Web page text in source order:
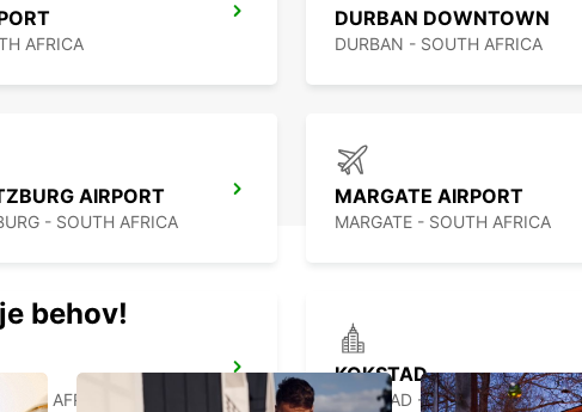
AFRICA
DURBAN DOWNTOWN
DURBAN - SOUTH AFRICA
AIRPORT
- SOUTH AFRICA
MARGATE AIRPORT
MARGATE - SOUTH AFRICA
AFRICA
KOKSTAD
KOKSTAD - SOUTH AFRICA
behov!